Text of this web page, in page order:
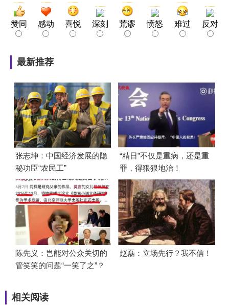
赞同 感动 喜悦 深刻 荒谬 愤怒 难过 反对
最新推荐
张志坤：中国经济发展的隐
秘功臣“农民工”
“精日”不仅是重病，还是重
罪，得狠狠地治！
陈先义：岂能对公众关切的
管笑笑的问题“一笑了之”？
赵磊：立场先行？我不信！
相关阅读